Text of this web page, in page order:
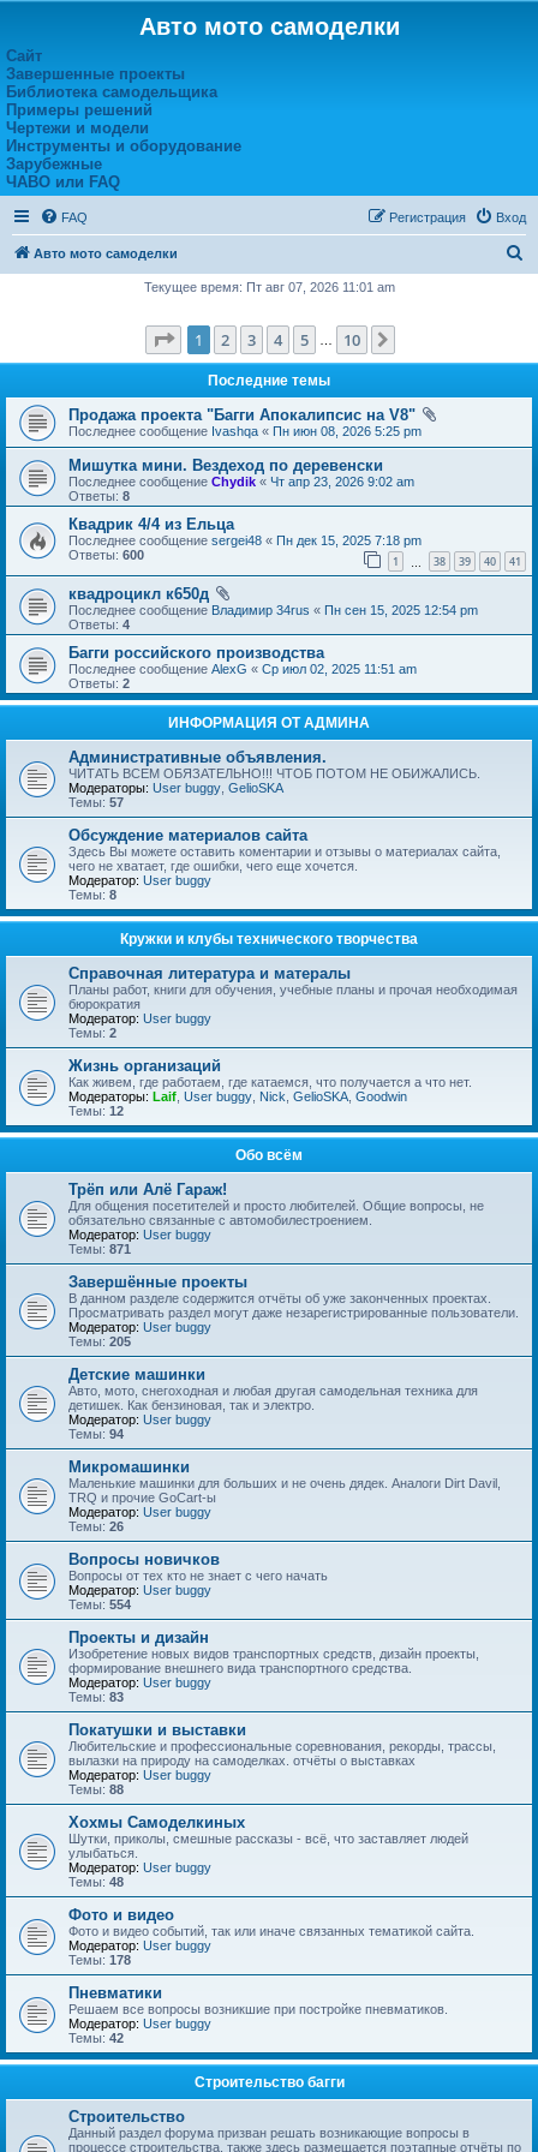
Авто мото самоделки
Сайт
Завершенные проекты
Библиотека самодельщика
Примеры решений
Чертежи и модели
Инструменты и оборудование
Зарубежные
ЧАВО или FAQ
FAQ Вход
Регистрация
Авто мото самоделки
к
Текущее время: Пт авг 07, 2026 11:01 am
Страница из 10
1 2 3 4 5 10
Последние темы
Продажа проекта "Багги Апокалипсис на V8"
Последнее сообщение Ivashqa « Пн июн 08, 2026 5:25 pm
Мишутка мини. Вездеход по деревенски
Последнее сообщение Chydik « Чт апр 23, 2026 9:02 am
Ответы: 8
Квадрик 4/4 из Ельца
Последнее сообщение sergei48 « Пн дек 15, 2025 7:18 pm
Ответы: 600 1 38 39 40 41
квадроцикл к650д
Последнее сообщение Владимир 34rus « Пн сен 15, 2025 12:54 pm
Ответы: 4
Багги российского производства
Последнее сообщение AlexG « Ср июл 02, 2025 11:51 am
Ответы: 2
ИНФОРМАЦИЯ ОТ АДМИНА
Административные объявления.
ЧИТАТЬ ВСЕМ ОБЯЗАТЕЛЬНО!!! ЧТОБ ПОТОМ НЕ ОБИЖАЛИСЬ.
Модераторы: User buggy GelioSKA
Темы: 57
Обсуждение материалов сайта
Здесь Вы можете оставить коментарии и отзывы о материалах сайта,
чего не хватает, где ошибки, чего еще хочется.
Модератор: User buggy
Темы: 8
Кружки и клубы технического творчества
Справочная литература и матералы
Планы работ, книги для обучения, учебные планы и прочая необходимая
бюрократия
Модератор: User buggy
Темы: 2
Жизнь организаций
Как живем, где работаем, где катаемся, что получается а что нет.
Модераторы: Laif User buggy Nick GelioSKA Goodwin
Темы: 12
Обо всём
Трёп или Алё Гараж!
Для общения посетителей и просто любителей. Общие вопросы, не
обязательно связанные с автомобилестроением.
Модератор: User buggy
Темы: 871
Завершённые проекты
В данном разделе содержится отчёты об уже законченных проектах.
Просматривать раздел могут даже незарегистрированные пользователи.
Модератор: User buggy
Темы: 205
Детские машинки
Авто, мото, снегоходная и любая другая самодельная техника для
детишек. Как бензиновая, так и электро.
Модератор: User buggy
Темы: 94
Микромашинки
Маленькие машинки для больших и не очень дядек. Аналоги Dirt Davil,
TRQ и прочие GoCart-ы
Модератор: User buggy
Темы: 26
Вопросы новичков
Вопросы от тех кто не знает с чего начать
Модератор: User buggy
Темы: 554
Проекты и дизайн
Изобретение новых видов транспортных средств, дизайн проекты,
формирование внешнего вида транспортного средства.
Модератор: User buggy
Темы: 83
Покатушки и выставки
Любительские и профессиональные соревнования, рекорды, трассы,
вылазки на природу на самоделках. отчёты о выставках
Модератор: User buggy
Темы: 88
Хохмы Самоделкиных
Шутки, приколы, смешные рассказы - всё, что заставляет людей
улыбаться.
Модератор: User buggy
Темы: 48
Фото и видео
Фото и видео событий, так или иначе связанных тематикой сайта.
Модератор: User buggy
Темы: 178
Пневматики
Решаем все вопросы возникшие при постройке пневматиков.
Модератор: User buggy
Темы: 42
Строительство багги
Строительство
Данный раздел форума призван решать возникающие вопросы в
процессе строительства, также здесь размещается поэтапные отчёты по